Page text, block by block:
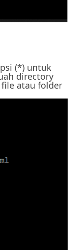
(*) untuk
directory
atau folder